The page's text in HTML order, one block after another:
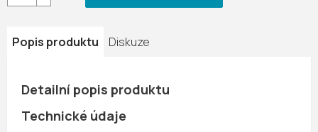
Popis produktu Diskuze
Detailní popis produktu
Technické údaje